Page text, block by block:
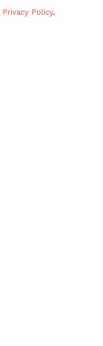
Privacy Policy.